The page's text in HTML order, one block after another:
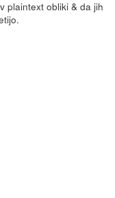
plaintext obliki & da jih